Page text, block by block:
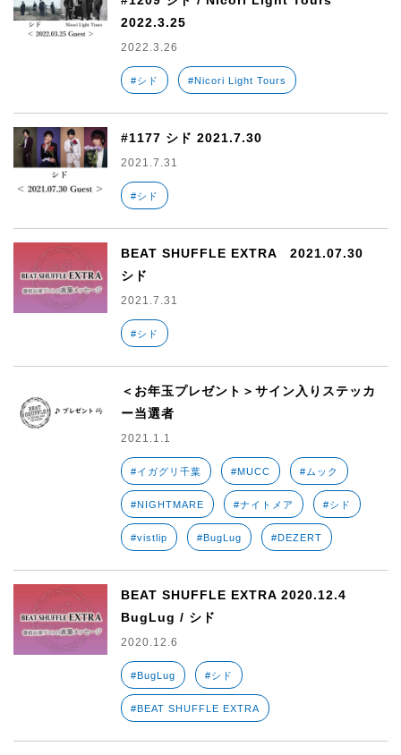
2022.3.25
2022.3.26
#シド #Nicori Light Tours
#1177 シド 2021.7.30
2021.7.31
#シド
BEAT SHUFFLE EXTRA 2021.07.30
シド
2021.7.31
#シド
＜お年玉プレゼント＞サイン入りステッカ
ー当選者
2021.1.1
#イガグリ千葉 #MUCC #ムック
#NIGHTMARE #ナイトメア #シド
#vistlip #BugLug #DEZERT
BEAT SHUFFLE EXTRA 2020.12.4
BugLug / シド
2020.12.6
#BugLug #シド
#BEAT SHUFFLE EXTRA